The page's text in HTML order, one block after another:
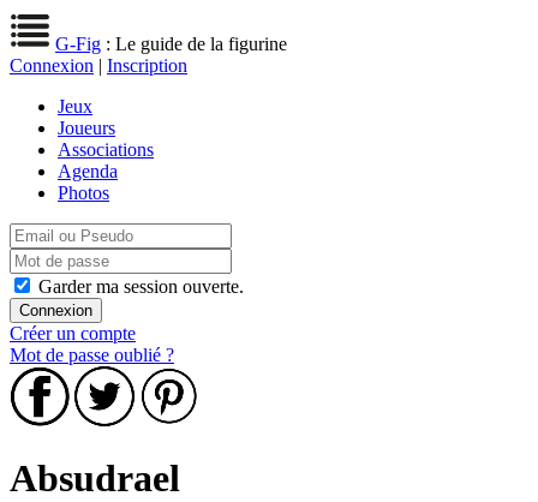
G-Fig : Le guide de la figurine
Connexion | Inscription
Jeux
Joueurs
Associations
Agenda
Photos
Garder ma session ouverte.
Créer un compte
Mot de passe oublié ?
Absudrael